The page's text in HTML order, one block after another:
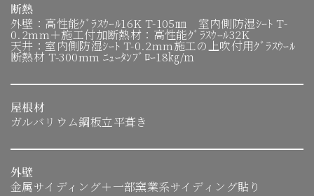
断熱
外壁：高性能ｸﾞﾗｽｳｰﾙ16K T-105㎜ 室内側防湿ｼｰﾄ T-
0.2mm＋施工付加断熱材：高性能ｸﾞﾗｽｳｰﾙ32K
天井：室内側防湿ｼｰﾄ T-0.2mm施工の上吹付用ｸﾞﾗｽｳｰﾙ
断熱材 T-300mm ﾆｭｰﾀﾝﾌﾞﾛｰ18㎏/ｍ
屋根材
ガルバリウム鋼板立平葺き
外壁
金属サイディング＋一部窯業系サイディング貼り